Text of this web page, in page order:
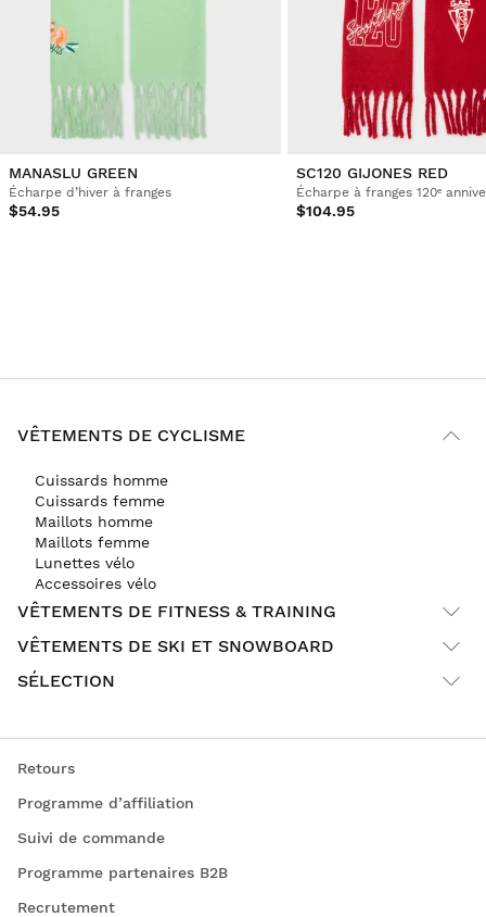
MANASLU GREEN
Écharpe d’hiver à franges
$54.95
SC120 GIJONES RED
$104.95
VÊTEMENTS DE CYCLISME
Cuissards homme
Cuissards femme
Maillots homme
Maillots femme
Lunettes vélo
Accessoires vélo
VÊTEMENTS DE FITNESS & TRAINING
VÊTEMENTS DE SKI ET SNOWBOARD
SÉLECTION
Retours
Programme d’affiliation
Suivi de commande
Programme partenaires B2B
Recrutement